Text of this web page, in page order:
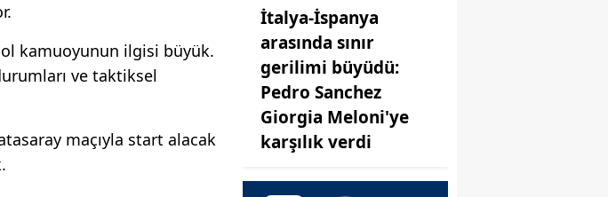
kamuoyunun ilgisi büyük.
ve taktiksel
maçıyla start alacak
İtalya-İspanya
arasında sınır
gerilimi büyüdü:
Pedro Sanchez
Giorgia Meloni'ye
karşılık verdi